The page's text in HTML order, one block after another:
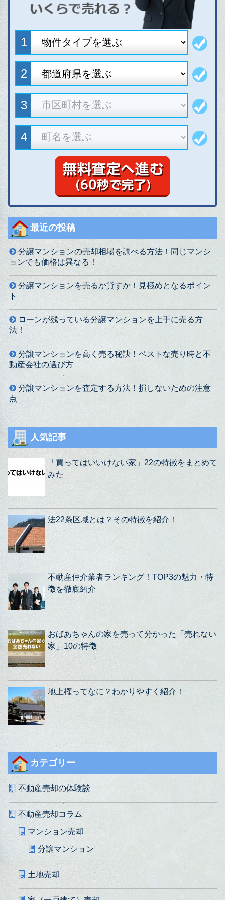
最近の投稿
分譲マンションの売却相場を調べる方法！同じマンシ
ョンでも価格は異なる！
分譲マンションを売るか貸すか！見極めとなるポイン
ト
ローンが残っている分譲マンションを上手に売る方
法！
分譲マンションを高く売る秘訣！ベストな売り時と不
動産会社の選び方
分譲マンションを査定する方法！損しないための注意
点
人気記事
「買ってはいいけない家」22の特徴をまとめて
みた
法22条区域とは？その特徴を紹介！
不動産仲介業者ランキング！TOP3の魅力・特
徴を徹底紹介
おばあちゃんの家を売って分かった「売れない
家」10の特徴
地上権ってなに？わかりやすく紹介！
カテゴリー
不動産売却の体験談
不動産売却コラム
マンション売却
分譲マンション
土地売却